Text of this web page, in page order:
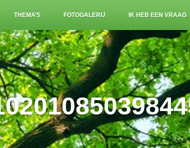
THEMA’S FOTOGALERIJ IK HEB EEN VRAAG